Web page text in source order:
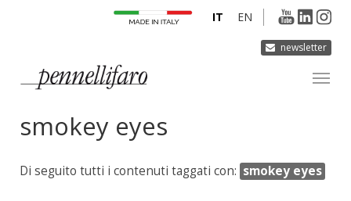
newsletter
EN
IT
INNOVAZIONE
smokey eyes
Di seguito tutti i contenuti taggati con: smokey eyes